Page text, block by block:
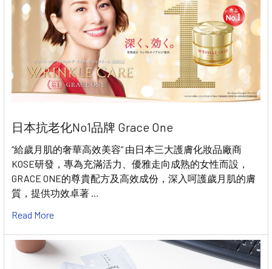
日本抗老化No1品牌 Grace One
“給歲月肌的奢華高效美容” 由日本三大護膚化妝品廠商
KOSE研發，專為充滿活力、優雅走向成熟的女性而設，
GRACE ONE的尊貴配方及高效成份，深入呵護歲月肌的膚
質，提供功效卓著 …
Read More